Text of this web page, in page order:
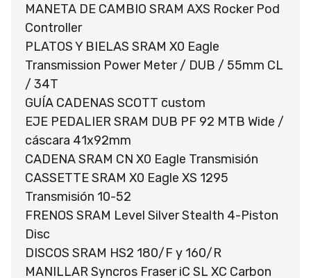
MANETA DE CAMBIO SRAM AXS Rocker Pod
Controller
PLATOS Y BIELAS SRAM X0 Eagle
Transmission Power Meter / DUB / 55mm CL
/ 34T
GUÍA CADENAS SCOTT custom
EJE PEDALIER SRAM DUB PF 92 MTB Wide /
cáscara 41x92mm
CADENA SRAM CN X0 Eagle Transmisión
CASSETTE SRAM X0 Eagle XS 1295
Transmisión 10-52
FRENOS SRAM Level Silver Stealth 4-Piston
Disc
DISCOS SRAM HS2 180/F y 160/R
MANILLAR Syncros Fraser iC SL XC Carbon